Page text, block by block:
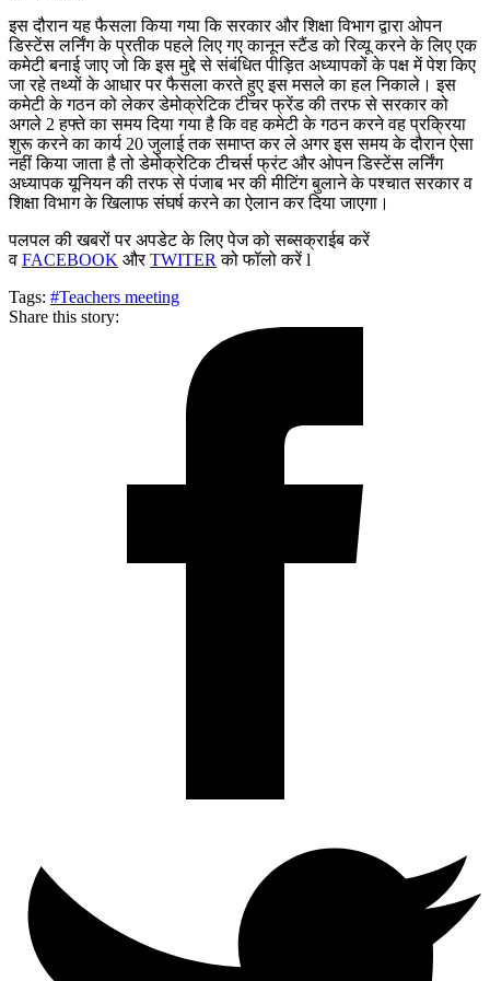
इस दौरान यह फैसला किया गया कि सरकार और शिक्षा विभाग द्वारा ओपन
डिस्टेंस लर्निंग के प्रतीक पहले लिए गए कानून स्टैंड को रिव्यू करने के लिए एक
कमेटी बनाई जाए जो कि इस मुद्दे से संबंधित पीड़ित अध्यापकों के पक्ष में पेश किए
जा रहे तथ्यों के आधार पर फैसला करते हुए इस मसले का हल निकाले। इस
कमेटी के गठन को लेकर डेमोक्रेटिक टीचर फ्रेंड की तरफ से सरकार को
अगले 2 हफ्ते का समय दिया गया है कि वह कमेटी के गठन करने वह प्रक्रिया
शुरू करने का कार्य 20 जुलाई तक समाप्त कर ले अगर इस समय के दौरान ऐसा
नहीं किया जाता है तो डेमोक्रेटिक टीचर्स फ्रंट और ओपन डिस्टेंस लर्निंग
अध्यापक यूनियन की तरफ से पंजाब भर की मीटिंग बुलाने के पश्चात सरकार व
शिक्षा विभाग के खिलाफ संघर्ष करने का ऐलान कर दिया जाएगा।
पलपल की खबरों पर अपडेट के लिए पेज को सब्सक्राईब करें
व FACEBOOK औरTWITERको फॉलो करें l
Tags: #Teachers meeting
Share this story: